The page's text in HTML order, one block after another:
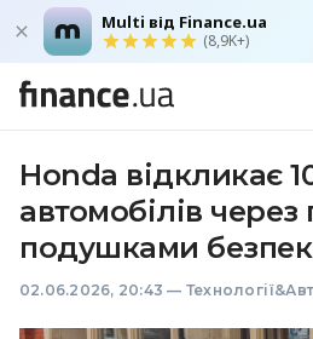
Multi від Finance.ua
(8,9K+)
Honda відкликає
автомобілів
подушками
02.06.2026, 20:43 —